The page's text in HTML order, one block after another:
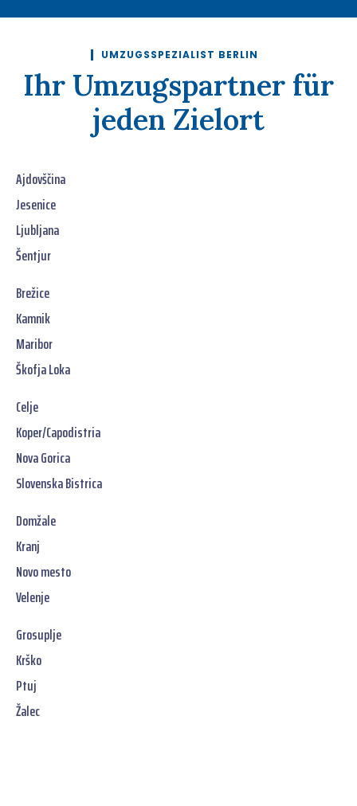
UMZUGSSPEZIALIST BERLIN
Ihr Umzugspartner für
jeden Zielort
Ajdovščina
Jesenice
Ljubljana
Šentjur
Brežice
Kamnik
Maribor
Škofja Loka
Celje
Koper/Capodistria
Nova Gorica
Slovenska Bistrica
Domžale
Kranj
Novo mesto
Velenje
Grosuplje
Krško
Ptuj
Žalec